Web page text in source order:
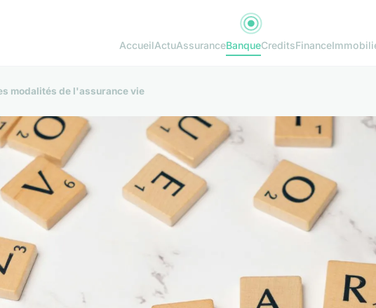
AccueilActuAssuranceBanqueCreditsFinance
modalités de l'assurance vie